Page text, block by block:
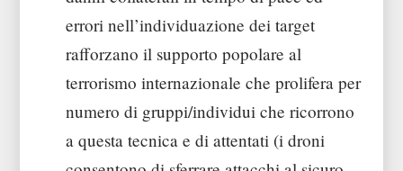
errori nell’individuazione dei target
rafforzano il supporto popolare al
terrorismo internazionale che prolifera per
numero di gruppi/individui che ricorrono
a questa tecnica e di attentati (i droni